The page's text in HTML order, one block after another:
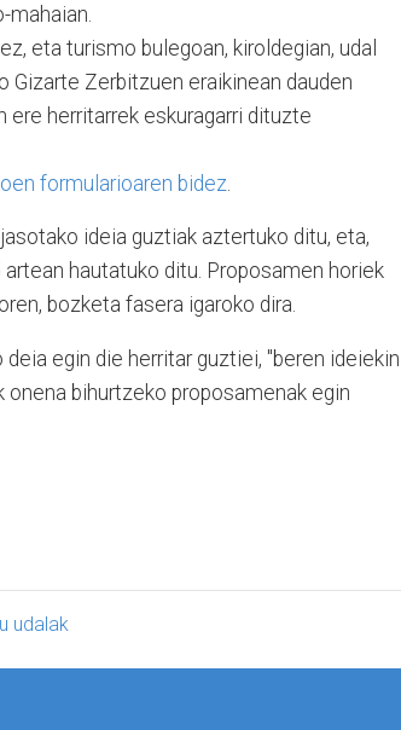
eta turismo bulegoan, kiroldegian, udal
Gizarte Zerbitzuen eraikinean dauden
herritarrek eskuragarri dituzte
formularioaren bidez
ideia guztiak aztertuko ditu, eta,
hautatuko ditu. Proposamen horiek
bozketa fasera igaroko dira.
egin die herritar guztiei, "beren ideiekin
bihurtzeko proposamenak egin
udalak